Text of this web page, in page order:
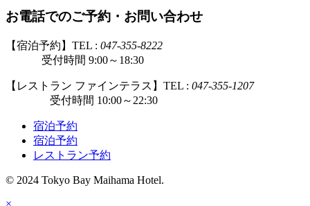
お電話でのご予約・お問い合わせ
【宿泊予約】TEL : 047-355-8222
受付時間 9:00～18:30
【レストラン ファインテラス】TEL : 047-355-1207
受付時間 10:00～22:30
宿泊予約
宿泊予約
レストラン予約
© 2024 Tokyo Bay Maihama Hotel.
×